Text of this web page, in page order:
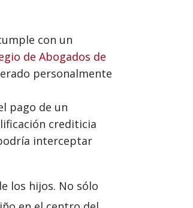
con un
de Abogados de
personalmente
pago de un
crediticia
interceptar
los hijos. No sólo